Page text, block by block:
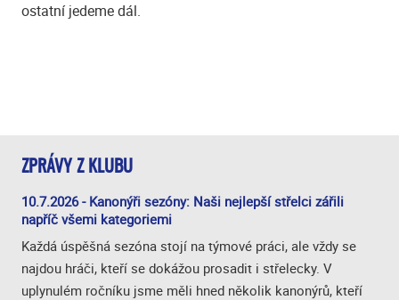
ostatní jedeme dál.
ZPRÁVY Z KLUBU
10.7.2026 - Kanonýři sezóny: Naši nejlepší střelci zářili
napříč všemi kategoriemi
Každá úspěšná sezóna stojí na týmové práci, ale vždy se
najdou hráči, kteří se dokážou prosadit i střelecky. V
uplynulém ročníku jsme měli hned několik kanonýrů, kteří